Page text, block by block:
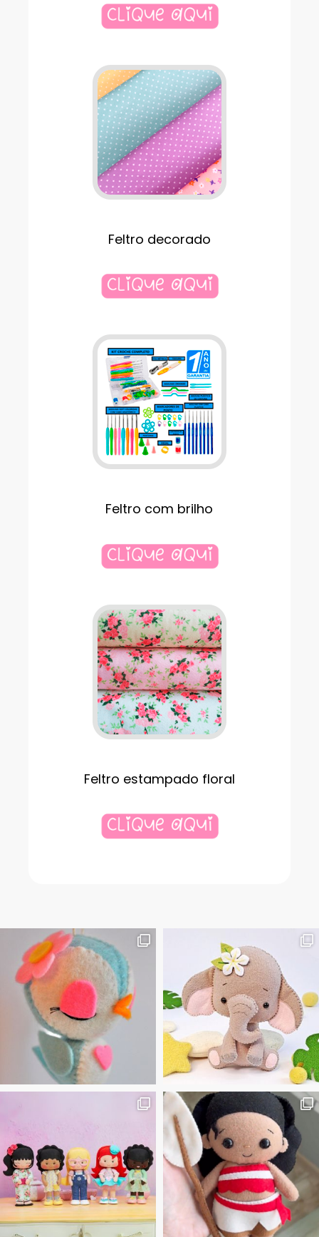
Feltro decorado
Feltro com brilho
Feltro estampado floral